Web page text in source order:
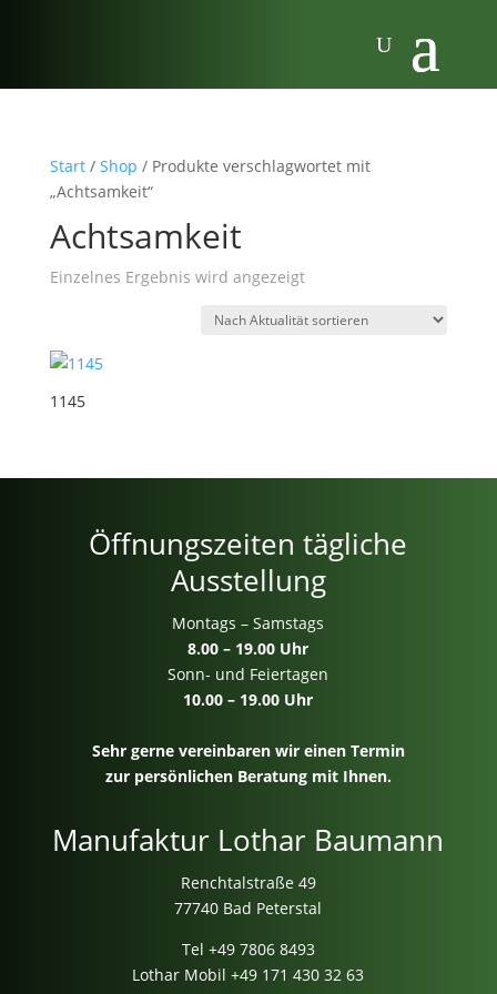
Start/ Shop / Produkte verschlagwortet mit
„Achtsamkeit“
Achtsamkeit
Einzelnes Ergebnis wird angezeigt
1145
Öffnungszeiten tägliche
Ausstellung
Montags – Samstags
8.00 – 19.00 Uhr
Sonn- und Feiertagen
10.00 – 19.00 Uhr
Sehr gerne vereinbaren wir einen Termin
zur persönlichen Beratung mit Ihnen.
Manufaktur Lothar Baumann
Renchtalstraße 49
77740 Bad Peterstal
Tel +49 7806 8493
Lothar Mobil+49 171 430 32 63